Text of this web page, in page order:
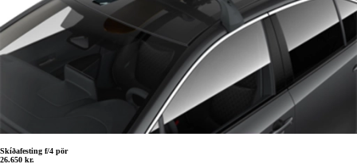
Skíðafesting f/4 pör
26.650 kr.